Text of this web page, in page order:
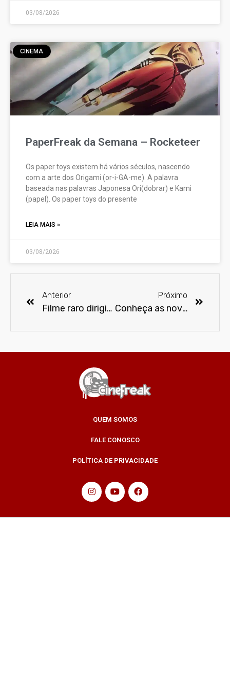
03/08/2026
CINEMA
PaperFreak da Semana – Rocketeer
Os paper toys existem há vários séculos, nascendo
com a arte dos Origami (or-i-GA-me). A palavra
baseada nas palavras Japonesa Ori(dobrar) e Kami
(papel). Os paper toys do presente
LEIA MAIS »
03/08/2026
Anterior
Filme raro dirigido por Antunes filho encerra o 14º Festival de Cinema Latino-Americano
Próximo
Conheça as novidades que chegam ao Amazon Prime Video Brasil em agosto
QUEM SOMOS
FALE CONOSCO
POLÍTICA DE PRIVACIDADE